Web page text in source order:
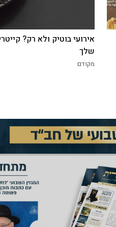
אירועי בוטיק ולא רק?
שלך
מקודם